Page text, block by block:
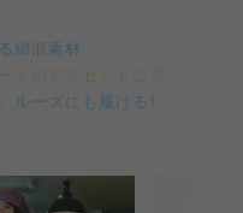
綿混素材
トのアクセントに◎
ルーズにも履ける!